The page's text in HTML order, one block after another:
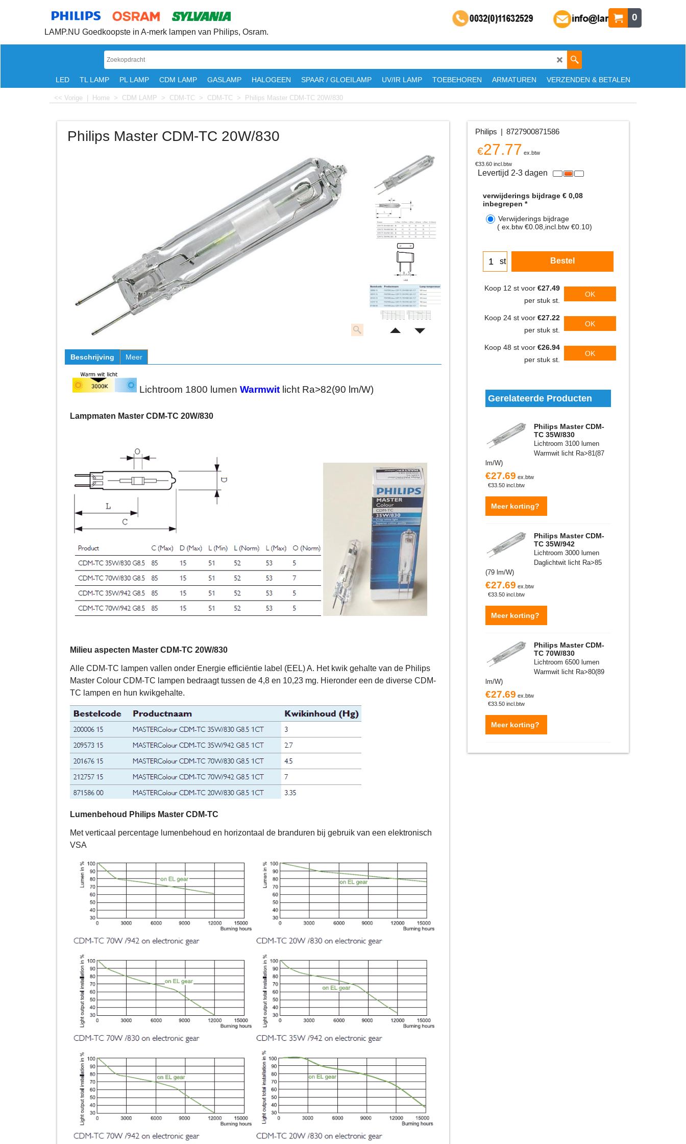
0
LAMP.NU Goedkoopste in A-merk lampen van Philips, Osram.
LED TL LAMP PL LAMP CDM LAMP GASLAMP HALOGEEN SPAAR / GLOEILAMP UV/IR LAMP TOEBEHOREN ARMATUREN VERZENDEN & BETALEN
<< Vorige Home > CDM LAMP > CDM-TC > CDM-TC > Philips Master CDM-TC 20W/830
Philips Master CDM-TC 20W/830
Beschrijving Meer
Lichtroom 1800 lumen Warmwit licht Ra>82(90 lm/W)
Lampmaten Master CDM-TC 20W/830
Milieu aspecten Master CDM-TC 20W/830
Alle CDM-TC lampen vallen onder Energie efficiëntie label (EEL) A. Het kwik gehalte van de Philips
Master Colour CDM-TC lampen bedraagt tussen de 4,8 en 10,23 mg. Hieronder een de diverse CDM-
TC lampen en hun kwikgehalte.
Lumenbehoud Philips Master CDM-TC
Met verticaal percentage lumenbehoud en horizontaal de branduren bij gebruik van een elektronisch
VSA
Philips 8727900871586
€27.77 ex.btw
€33.60 incl.btw
Levertijd 2-3 dagen
verwijderings bijdrage € 0,08
inbegrepen *
Verwijderings bijdrage
( ex.btw €0.08 incl.btw €0.10)
st Bestel
Koop 12 st voor €27.49
per stuk st.
OK
Koop 24 st voor €27.22
per stuk st.
OK
Koop 48 st voor €26.94
per stuk st.
OK
Gerelateerde Producten
Philips Master CDM-
TC 35W/830
Lichtroom 3100 lumen
Warmwit licht Ra>81(87
lm/W)
€27.69 ex.btw
€33.50 incl.btw
Meer korting?
Philips Master CDM-
TC 35W/942
Lichtroom 3000 lumen
Daglichtwit licht Ra>85
(79 lm/W)
€27.69 ex.btw
€33.50 incl.btw
Meer korting?
Philips Master CDM-
TC 70W/830
Lichtroom 6500 lumen
Warmwit licht Ra>80(89
lm/W)
€27.69 ex.btw
€33.50 incl.btw
Meer korting?